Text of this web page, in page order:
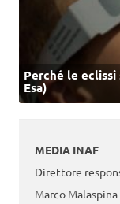
Perché le
Esa)
MEDIA INAF
Direttore
Marco Malaspina